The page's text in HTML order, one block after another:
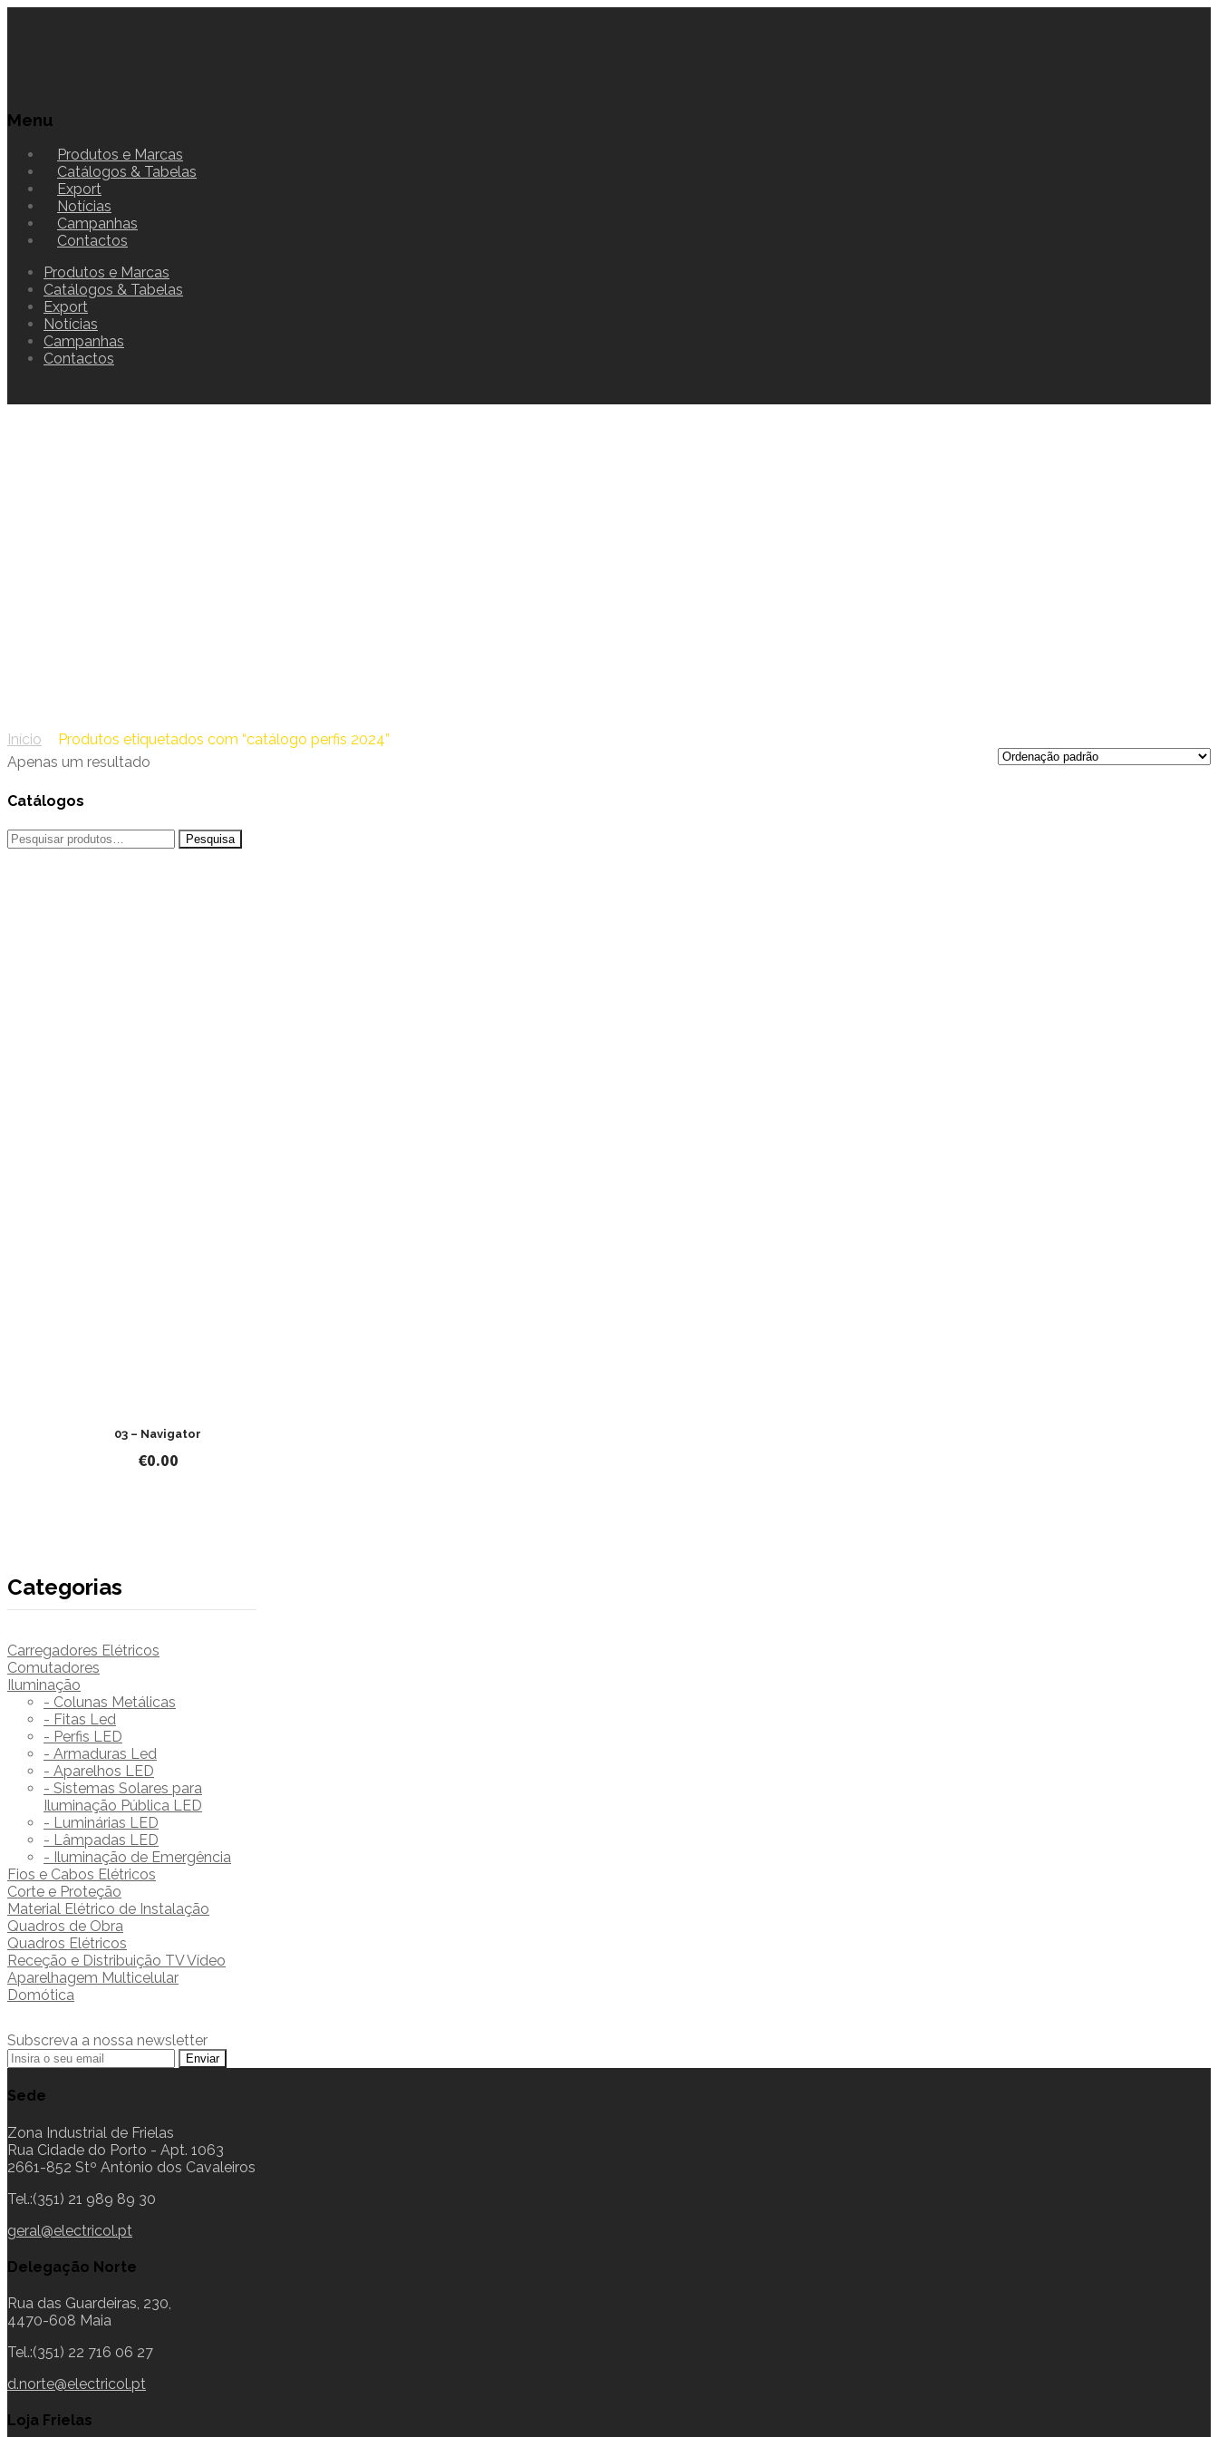
Menu
Produtos e Marcas
Catálogos & Tabelas
Export
Notícias
Campanhas
Contactos
Produtos e Marcas
Catálogos & Tabelas
Export
Notícias
Campanhas
Contactos
Início
Produtos etiquetados com “catálogo perfis 2024”
Apenas um resultado
Catálogos
Pesquisar
por:
03 – Navigator
€0.00
Categorias
Carregadores Elétricos
Comutadores
Iluminação
- Colunas Metálicas
- Fitas Led
- Perfis LED
- Armaduras Led
- Aparelhos LED
- Sistemas Solares para
Iluminação Pública LED
- Luminárias LED
- Lâmpadas LED
- Iluminação de Emergência
Fios e Cabos Elétricos
Corte e Proteção
Material Elétrico de Instalação
Quadros de Obra
Quadros Elétricos
Receção e Distribuição TV Vídeo
Aparelhagem Multicelular
Domótica
Subscreva a nossa newsletter
Sede
Zona Industrial de Frielas
Rua Cidade do Porto - Apt. 1063
2661-852 Stº António dos Cavaleiros
Tel.:(351) 21 989 89 30
geral@electricol.pt
Delegação Norte
Rua das Guardeiras, 230,
4470-608 Maia
Tel.:(351) 22 716 06 27
d.norte@electricol.pt
Loja Frielas